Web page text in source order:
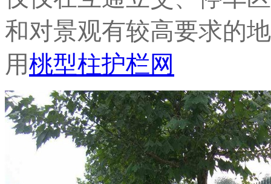
和对景观有较高要求的
用桃型柱护栏网